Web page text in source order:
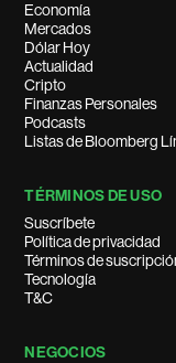
Economía
Mercados
Dólar Hoy
Actualidad
Cripto
Finanzas Personales
Podcasts
Listas de Bloomberg
TÉRMINOS DE USO
Suscríbete
Política de privacidad
Términos de
Tecnología
T&C
NEGOCIOS